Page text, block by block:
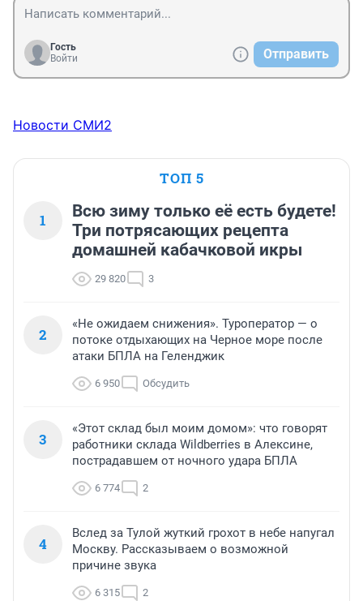
Гость
Войти
Отправить
Новости СМИ2
ТОП 5
1
Всю зиму только её есть будете!
Три потрясающих рецепта
домашней кабачковой икры
29 820 3
2
«Не ожидаем снижения». Туроператор — о
потоке отдыхающих на Черное море после
атаки БПЛА на Геленджик
6 950 Обсудить
3
«Этот склад был моим домом»: что говорят
работники склада Wildberries в Алексине,
пострадавшем от ночного удара БПЛА
6 774 2
4
Вслед за Тулой жуткий грохот в небе напугал
Москву. Рассказываем о возможной
причине звука
6 315 2